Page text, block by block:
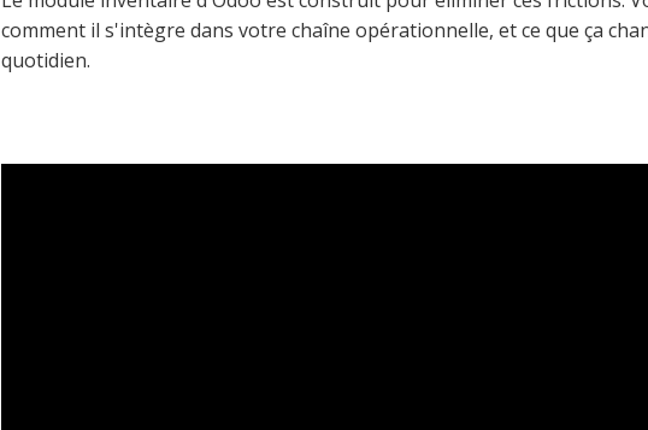
comment il s'intègre dans votre chaîne opérationnelle, et ce que ça
quotidien.